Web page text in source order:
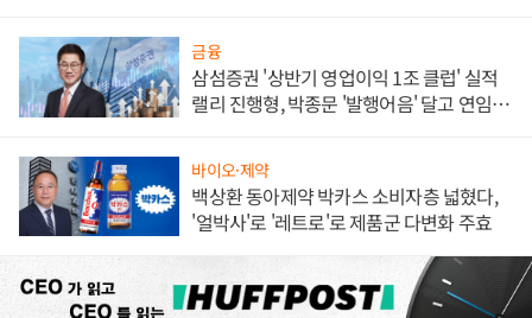
금융
삼섬증권 '상반기 영업이익 1조 클럽' 실적
랠리 진행형, 박종문 '발행어음' 달고 연임 향
바이오·제약
백상환 동아제약 박카스 소비자층 넓혔다,
'얼박사'로 '레트로'로 제품군 다변화 주효